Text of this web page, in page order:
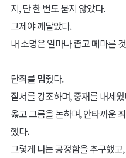
지, 단 한 번도 묻지 않았다.
그제야 깨달았다.
내 소명은 얼마나 좁고 메마른
단죄를 멈췄다.
질서를 강조하며, 중재를 내세
옳고 그름을 논하며, 안타까운
했다.
그렇게 나는 공정함을 추구했